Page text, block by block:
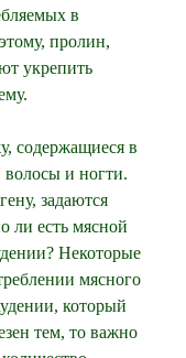
в
пролин,
укрепить
содержащиеся в
волосы и ногти.
задаются
ли есть мясной
Некоторые
мясного
который
тем, то важно